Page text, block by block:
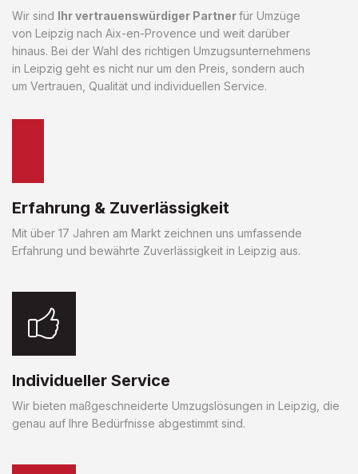
Wir sind Ihr vertrauenswürdiger Partnerfür Umzüge
von Leipzig nach Aix-en-Provence und weit darüber
hinaus. Bei der Wahl des richtigen Umzugsunternehmens
in Leipzig geht es nicht nur um den Preis, sondern auch
um Vertrauen, Qualität und individuellen Service.
Erfahrung & Zuverlässigkeit
Mit über 17 Jahren am Markt zeichnen uns umfassende
Erfahrung und bewährte Zuverlässigkeit in Leipzig aus.
Individueller Service
Wir bieten maßgeschneiderte Umzugslösungen in Leipzig, die
genau auf Ihre Bedürfnisse abgestimmt sind.